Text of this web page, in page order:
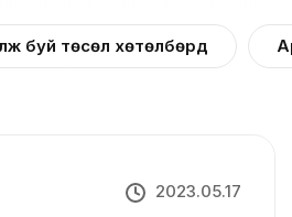
буй төсөл хөтөлбөрүүд
2023.05.17